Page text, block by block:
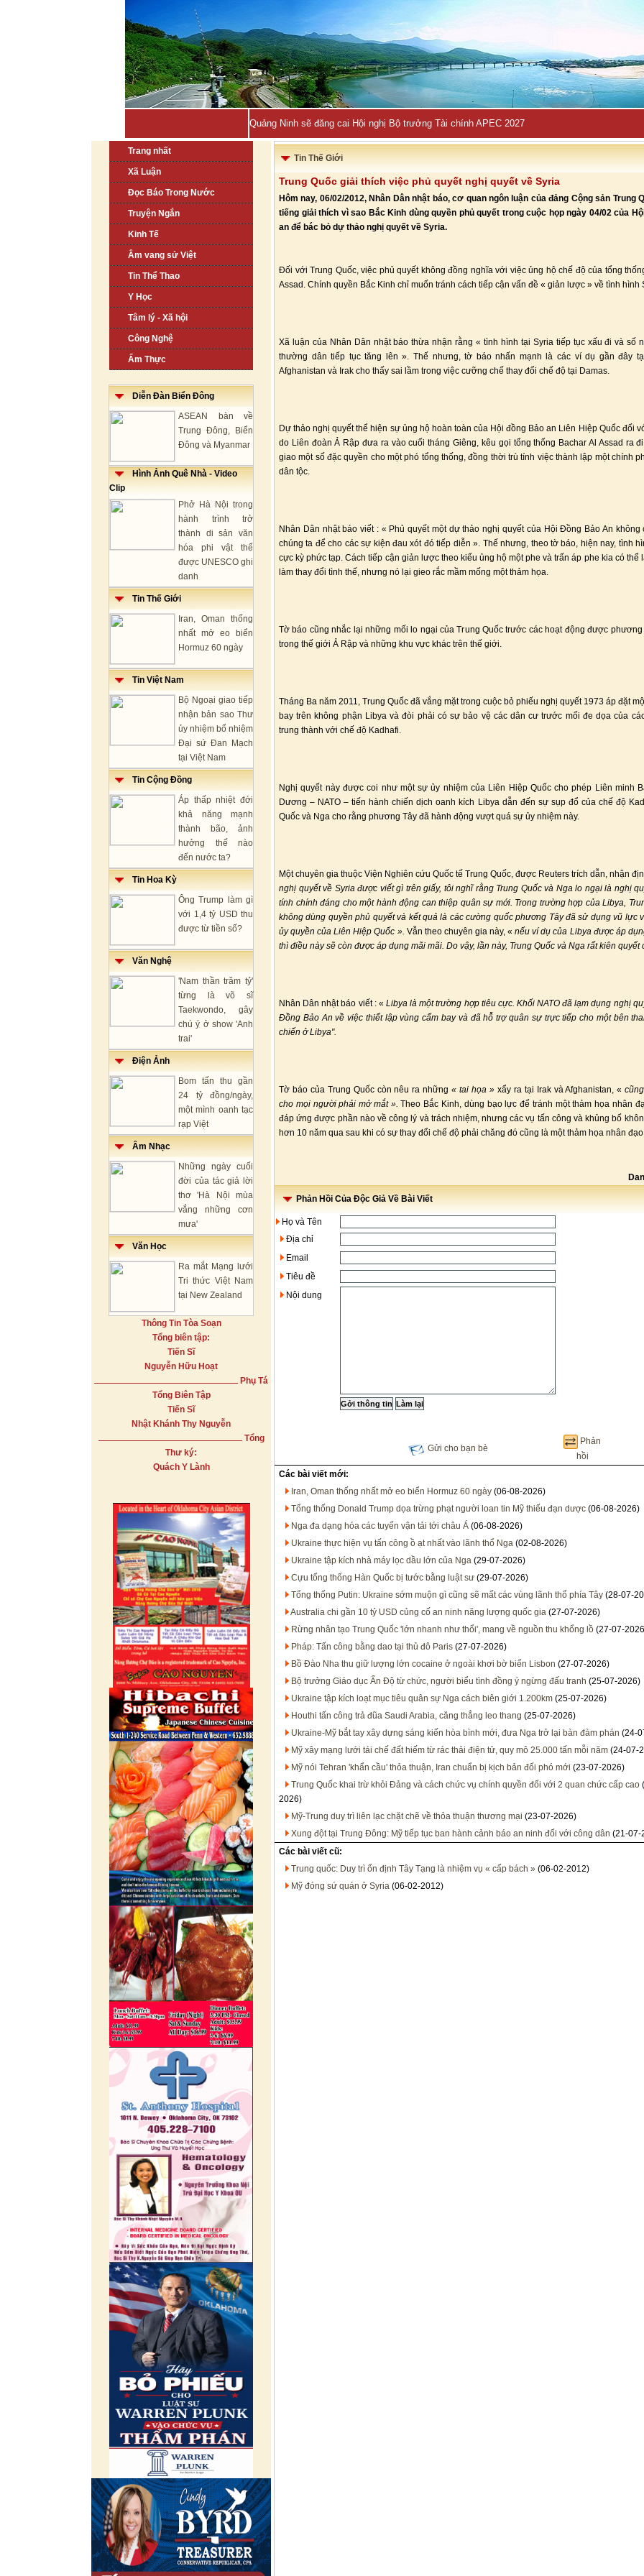
Quảng Ninh sẽ đăng cai Hội nghị Bộ trưởng Tài chính APEC 2027
Trang nhất
Xã Luận
Đọc Báo Trong Nước
Truyện Ngắn
Kinh Tế
Âm vang sử Việt
Tin Thể Thao
Y Học
Tâm lý - Xã hội
Công Nghệ
Ẩm Thực
Diễn Đàn Biển Đông
ASEAN bàn về
Trung Đông, Biển
Đông và Myanmar
Hình Ảnh Quê Nhà - Video
Clip
Phở Hà Nội trong
hành trình trở
thành di sản văn
hóa phi vật thể
được UNESCO ghi
danh
Tin Thế Giới
Iran, Oman thống
nhất mở eo biển
Hormuz 60 ngày
Tin Việt Nam
Bộ Ngoại giao tiếp
nhận bản sao Thư
ủy nhiệm bổ nhiệm
Đại sứ Đan Mạch
tại Việt Nam
Tin Cộng Đồng
Áp thấp nhiệt đới
khả năng mạnh
thành bão, ảnh
hưởng thế nào
đến nước ta?
Tin Hoa Kỳ
Ông Trump làm gì
với 1,4 tỷ USD thu
được từ tiền số?
Văn Nghệ
'Nam thần trăm tỷ'
từng là võ sĩ
Taekwondo, gây
chú ý ở show 'Anh
trai'
Điện Ảnh
Bom tấn thu gần
24 tỷ đồng/ngày,
một mình oanh tạc
rạp Việt
Âm Nhạc
Những ngày cuối
đời của tác giả lời
thơ 'Hà Nội mùa
vắng những cơn
mưa'
Văn Học
Ra mắt Mạng lưới
Tri thức Việt Nam
tại New Zealand
Thông Tin Tòa Soạn
Tổng biên tập:
Tiến Sĩ
Nguyễn Hữu Hoạt
Phụ Tá
Tổng Biên Tập
Tiến Sĩ
Nhật Khánh Thy Nguyễn
Tổng
Thư ký:
Quách Y Lành
Tin Thế Giới
Trung Quốc giải thích việc phủ quyết nghị quyết về Syria
Hôm nay, 06/02/2012, Nhân Dân nhật báo, cơ quan ngôn luận của đảng Cộng sản Trung
tiếng giải thích vì sao Bắc Kinh dùng quyền phủ quyết trong cuộc họp ngày 04/02 của
an để bác bỏ dự thảo nghị quyết về Syria.
Đối với Trung Quốc, việc phủ quyết không đồng nghĩa với việc ủng hộ chế độ của tổng
Assad. Chính quyền Bắc Kinh chỉ muốn tránh cách tiếp cận vấn đề « giản lược » về tình hình
Xã luận của Nhân Dân nhật báo thừa nhận rằng « tình hình tại Syria tiếp tục xấu đi và số
thường dân tiếp tục tăng lên ». Thế nhưng, tờ báo nhấn mạnh là các ví dụ gần đây
Afghanistan và Irak cho thấy sai lầm trong việc cưỡng chế thay đổi chế độ tại Damas.
Dự thảo nghị quyết thể hiện sự ủng hộ hoàn toàn của Hội đồng Bảo an Liên Hiệp Quốc đối
do Liên đoàn Ả Rập đưa ra vào cuối tháng Giêng, kêu gọi tổng thống Bachar Al Assad ra
giao một số đặc quyền cho một phó tổng thống, đồng thời trù tính việc thành lập một chính
dân tộc.
Nhân Dân nhật báo viết : « Phủ quyết một dự thảo nghị quyết của Hội Đồng Bảo An không
chúng ta để cho các sự kiện đau xót đó tiếp diễn ». Thế nhưng, theo tờ báo, hiện nay, tình
cực kỳ phức tạp. Cách tiếp cận giản lược theo kiểu ủng hộ một phe và trấn áp phe kia có thể
làm thay đổi tình thế, nhưng nó lại gieo rắc mầm mống một thảm họa.
Tờ báo cũng nhắc lại những mối lo ngại của Trung Quốc trước các hoạt động được phương
trong thế giới Ả Rập và những khu vực khác trên thế giới.
Tháng Ba năm 2011, Trung Quốc đã vắng mặt trong cuộc bỏ phiếu nghị quyết 1973 áp đặt
bay trên không phận Libya và đòi phải có sự bảo vệ các dân cư trước mối đe dọa của
trung thành với chế độ Kadhafi.
Nghị quyết này được coi như một sự ủy nhiệm của Liên Hiệp Quốc cho phép Liên minh
Dương – NATO – tiến hành chiến dịch oanh kích Libya dẫn đến sự sụp đổ của chế độ
Quốc và Nga cho rằng phương Tây đã hành động vượt quá sự ủy nhiệm này.
Một chuyên gia thuộc Viện Nghiên cứu Quốc tế Trung Quốc, được Reuters trích dẫn, nhận
nghị quyết về Syria được viết gì trên giấy, tôi nghĩ rằng Trung Quốc và Nga lo ngại là nghị
tính chính đáng cho một hành động can thiệp quân sự mới. Trong trường hợp của Libya,
không dùng quyền phủ quyết và kết quả là các cường quốc phương Tây đã sử dụng vũ lực
ủy quyền của Liên Hiệp Quốc ». Vẫn theo chuyên gia này, « nếu ví dụ của Libya được áp
thì điều này sẽ còn được áp dụng mãi mãi. Do vậy, lần này, Trung Quốc và Nga rất kiên quyết
Nhân Dân nhật báo viết : « Libya là một trường hợp tiêu cực. Khối NATO đã lạm dụng nghị
Đồng Bảo An về việc thiết lập vùng cấm bay và đã hỗ trợ quân sự trực tiếp cho một bên
chiến ở Libya".
Tờ báo của Trung Quốc còn nêu ra những« tai họa » xẩy ra tại Irak và Afghanistan, «
cho mọi người phải mở mắt ». Theo Bắc Kinh, dùng bạo lực để tránh một thảm họa nhân
đáp ứng được phần nào về công lý và trách nhiệm, nhưng các vụ tấn công và khủng bố
hơn 10 năm qua sau khi có sự thay đổi chế độ phải chăng đó cũng là một thảm họa nhân
Phản Hồi Của Độc Giả Về Bài Viết
Họ và Tên
Địa chỉ
Email
Tiêu đề
Nội dung
Gửi cho bạn bè
Phản
hồi
Các bài viết mới:
Iran, Oman thống nhất mở eo biển Hormuz 60 ngày (06-08-2026)
Tổng thống Donald Trump dọa trừng phạt người loan tin Mỹ thiếu đạn dược (06-08-2026)
Nga đa dạng hóa các tuyến vận tải tới châu Á (06-08-2026)
Ukraine thực hiện vụ tấn công ồ ạt nhất vào lãnh thổ Nga (02-08-2026)
Ukraine tập kích nhà máy lọc dầu lớn của Nga (29-07-2026)
Cựu tổng thống Hàn Quốc bị tước bằng luật sư (29-07-2026)
Tổng thống Putin: Ukraine sớm muộn gì cũng sẽ mất các vùng lãnh thổ phía Tây (28-07-
Australia chi gần 10 tỷ USD củng cố an ninh năng lượng quốc gia (27-07-2026)
Rừng nhân tạo Trung Quốc 'lớn nhanh như thổi', mang về nguồn thu khổng lồ (27-07-
Pháp: Tấn công bằng dao tại thủ đô Paris (27-07-2026)
Bồ Đào Nha thu giữ lượng lớn cocaine ở ngoài khơi bờ biển Lisbon (27-07-2026)
Bộ trưởng Giáo dục Ấn Độ từ chức, người biểu tình đồng ý ngừng đấu tranh (25-07-2026)
Ukraine tập kích loạt mục tiêu quân sự Nga cách biên giới 1.200km (25-07-2026)
Houthi tấn công trả đũa Saudi Arabia, căng thẳng leo thang (25-07-2026)
Ukraine-Mỹ bắt tay xây dựng sáng kiến hòa bình mới, đưa Nga trở lại bàn đàm phán (24-
Mỹ xây mạng lưới tái chế đất hiếm từ rác thải điện tử, quy mô 25.000 tấn mỗi năm (24-07-
Mỹ nói Tehran 'khẩn cầu' thỏa thuận, Iran chuẩn bị kịch bản đối phó mới (23-07-2026)
Trung Quốc khai trừ khỏi Đảng và cách chức vụ chính quyền đối với 2 quan chức cấp cao
2026)
Mỹ-Trung duy trì liên lạc chặt chẽ về thỏa thuận thương mại (23-07-2026)
Xung đột tại Trung Đông: Mỹ tiếp tục ban hành cảnh báo an ninh đối với công dân (21-07-
Các bài viết cũ:
Trung quốc: Duy trì ổn định Tây Tạng là nhiệm vụ « cấp bách » (06-02-2012)
Mỹ đóng sứ quán ở Syria (06-02-2012)